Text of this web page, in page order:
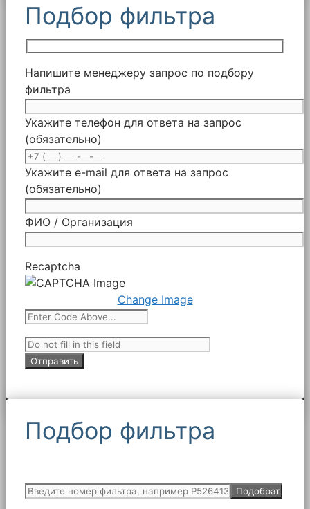
Подбор фильтра
Напишите менеджеру запрос по подбору
фильтра
Укажите телефон для ответа на запрос
(обязательно)
Укажите e-mail для ответа на запрос
(обязательно)
ФИО / Организация
Recaptcha
Change Image
Подбор фильтра